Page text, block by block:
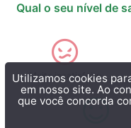
Utilizamos cookies
em nosso site. Ao
que você concorda
Qual o seu nível de
Muito insatisfeito